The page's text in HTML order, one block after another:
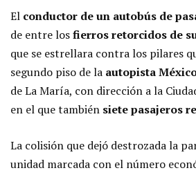
El conductor de un autobús de
de entre losfierros retorcidos de
que se estrellara contra los pilares
segundo piso de la autopista
de La María, con dirección a la
en el que también siete pasajeros
La colisión que dejó destrozada la
unidad marcada con el número